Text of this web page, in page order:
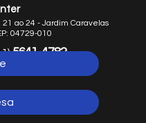
21 ao 24 - Jardim Caravelas
04729-010
5641-4782